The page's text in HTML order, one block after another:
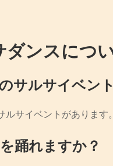
ンスにつ
サルサイベン
サイベントがあります。
踊れますか？